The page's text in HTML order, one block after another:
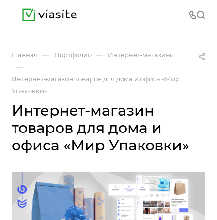
Главная — Портфолио — Интернет-магазины
—
Интернет-магазин товаров для дома и офиса «Мир
Упаковки»
Интернет-магазин
товаров для дома и
офиса «Мир Упаковки»